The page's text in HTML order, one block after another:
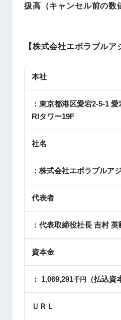
扱高（キャンセル前の数
【株式会社エボラブルア
本社
：東京都港区愛宕2-5-1
RIタワー19F
社名
：株式会社エボラブルア
代表者
：代表取締役社長 吉村 英
資本金
： 1,069,291千円 （払込
ＵＲＬ